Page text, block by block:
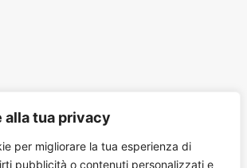
alla tua privacy
per migliorare la tua esperienza di
pubblicità o contenuti personalizzati e